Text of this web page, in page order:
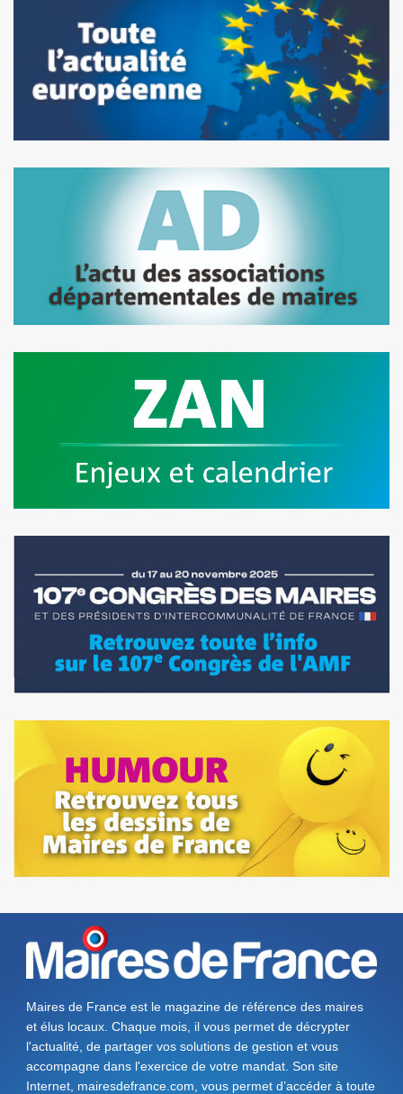
Maires de France est le magazine de référence des maires
et élus locaux. Chaque mois, il vous permet de décrypter
l'actualité, de partager vos solutions de gestion et vous
accompagne dans l'exercice de votre mandat. Son site
Internet, mairesdefrance.com, vous permet d’accéder à toute